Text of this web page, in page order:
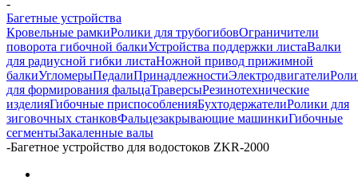
-
Багетные устройства
Кровельные рамкиРолики для трубогибовОграничители
поворота гибочной балкиУстройства поддержки листаВалки
для радиусной гибки листаНожной привод прижимной
балкиУгломерыПедалиПринадлежностиЭлектродвигатели
для формирования фальцаТраверсыРезинотехнические
изделияГибочные приспособленияБухтодержателиРолики для
зиговочных станковФальцезакрывающие машинкиГибочные
сегментыЗакаленные валы
-Багетное устройство для водостоков ZKR-2000